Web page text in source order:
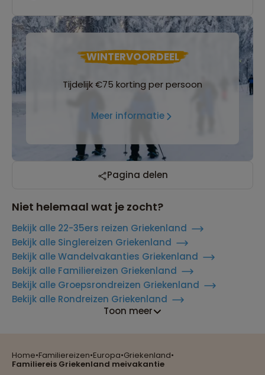
Home•Familiereizen•Europa•Griekenland•
Familiereis Griekenland meivakantie
WINTERVOORDEEL
Tijdelijk €75 korting per persoon
Meer informatie
Pagina delen
Niet helemaal wat je zocht?
Bekijk alle 22-35ers reizen Griekenland
Bekijk alle Singlereizen Griekenland
Bekijk alle Wandelvakanties Griekenland
Bekijk alle Familiereizen Griekenland
Bekijk alle Groepsrondreizen Griekenland
Bekijk alle Rondreizen Griekenland
Toon meer
Reizen met oog voor mens, cultuur en milieu